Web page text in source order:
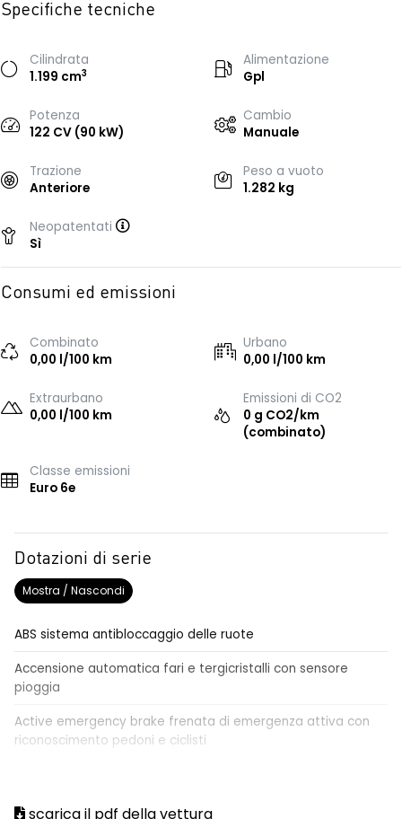
Specifiche tecniche
Cilindrata
1.199 cm3
Alimentazione
Gpl
Potenza
122 CV (90 kW)
Cambio
Manuale
Trazione
Anteriore
Peso a vuoto
1.282 kg
Neopatentati
Sì
Consumi ed emissioni
Combinato
0,00 l/100 km
Urbano
0,00 l/100 km
Extraurbano
0,00 l/100 km
Emissioni di CO2
0 g CO2/km
(combinato)
Classe emissioni
Euro 6e
Dotazioni di serie
Mostra / Nascondi
ABS sistema antibloccaggio delle ruote
Accensione automatica fari e tergicristalli con sensore
pioggia
Active emergency brake frenata di emergenza attiva con
riconoscimento pedoni e ciclisti
Airbag laterali a tendina anteriori e posteriori
scarica il pdf della vettura